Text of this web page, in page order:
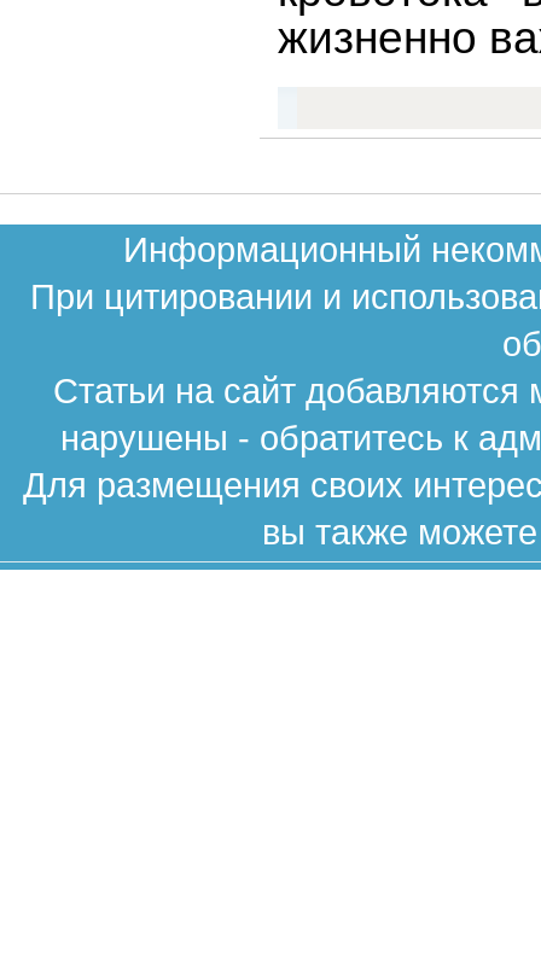
жизненно
Информационный
При цитировании и
Статьи на сайт
нарушены - обратитесь к
Для размещения своих
вы также